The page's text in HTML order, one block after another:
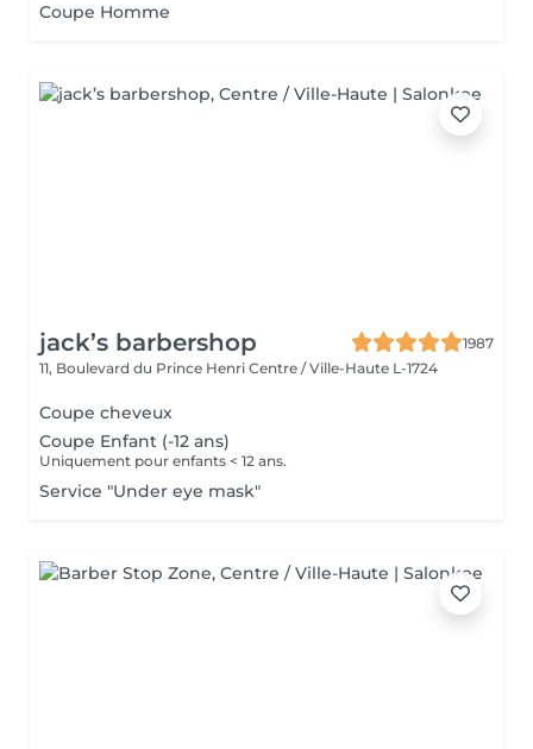
Coupe Homme
jack’s barbershop
1987
11, Boulevard du Prince Henri Centre / Ville-Haute L-1724
Coupe cheveux
Coupe Enfant (-12 ans)
Uniquement pour enfants < 12 ans.
Service "Under eye mask"